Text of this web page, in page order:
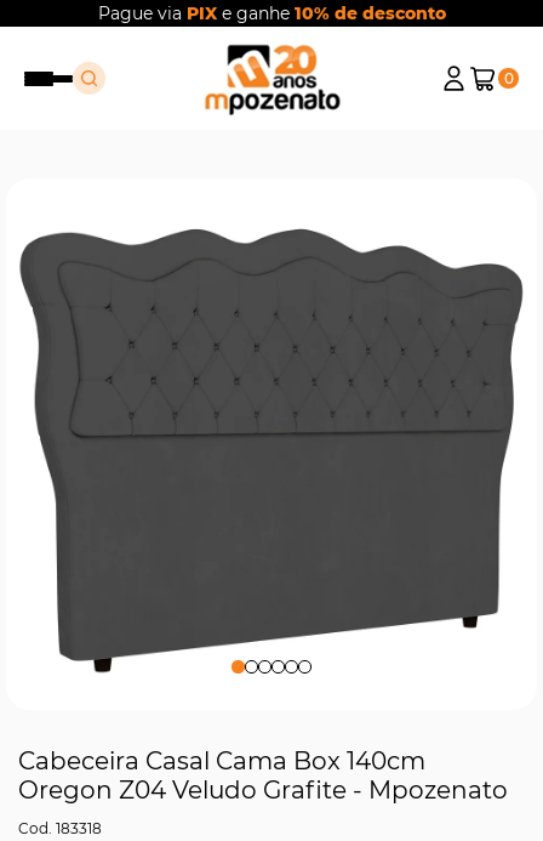
Pague via PIXe ganhe 10% de desconto
0
Cabeceira Casal Cama Box 140cm
Oregon Z04 Veludo Grafite - Mpozenato
183318